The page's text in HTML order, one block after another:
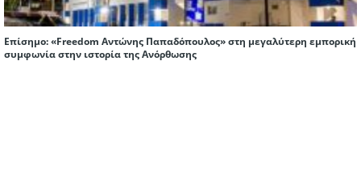
Επίσημο: «Freedom Αντώνης Παπαδόπουλος» στη μεγαλύτερη εμπορική
συμφωνία στην ιστορία της Ανόρθωσης